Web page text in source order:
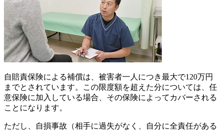
自賠責保険による補償は、被害者一人につき最大で120万円
までとされています。この限度額を超えた分については、任
意保険に加入している場合、その保険によってカバーされる
ことになります。
ただし、自損事故（相手に過失がなく、自分に全責任がある